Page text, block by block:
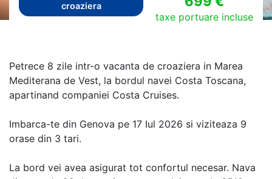
croaziera
taxe portuare incluse
Petrece 8 zile intr-o vacanta de croaziera in Marea
Mediterana de Vest, la bordul navei Costa Toscana,
apartinand companiei Costa Cruises.
Imbarca-te din Genova pe 17 Iul 2026 si viziteaza 9
orase din 3 tari.
La bord vei avea asigurat tot confortul necesar. Nava